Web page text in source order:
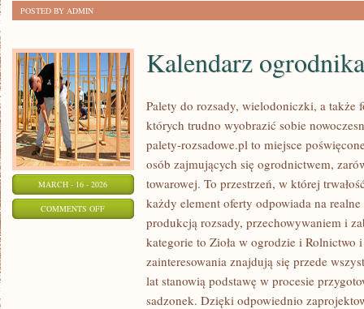
POSTED BY ADMIN
MARCH - 16 - 2026
COMMENTS OFFON
KALENDARZ
OGRODNIKA
Kalendarz ogrodnika
Palety do rozsady, wielodoniczki, a także
których trudno wyobrazić sobie
palety-rozsadowe.pl to miejsce
osób zajmujących się ogrodnictwem,
towarowej. To przestrzeń, w której
każdy element oferty odpowiada na
produkcją rozsady, przechowywaniem i
kategorie to Zioła w ogrodzie i Rolnictwo
zainteresowania znajdują się przede
lat stanowią podstawę w procesie
sadzonek. Dzięki odpowiednio